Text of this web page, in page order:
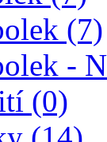
(7)
-
(0)